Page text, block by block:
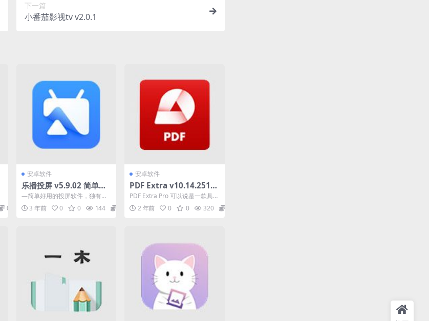
下一篇
小番茄影视tv v2.0.1
0
安卓软件
乐播投屏 v5.9.02 简单好
用的视频投屏软件，去广
告解锁会员版
—简单好用的投屏软件，独有的
视频投屏与一键同屏镜像。是手
机投屏电视、手机投屏电脑...
3 年前 0 0 144
安卓软件
PDF Extra v10.14.2510
PDF编辑器，编辑、注
释、签名，导出，解锁付
费高级版
PDF Extra Pro 可以说是一款具备
所有 PDF 功能的办公必备应用，
它...2 年前 0 0 320